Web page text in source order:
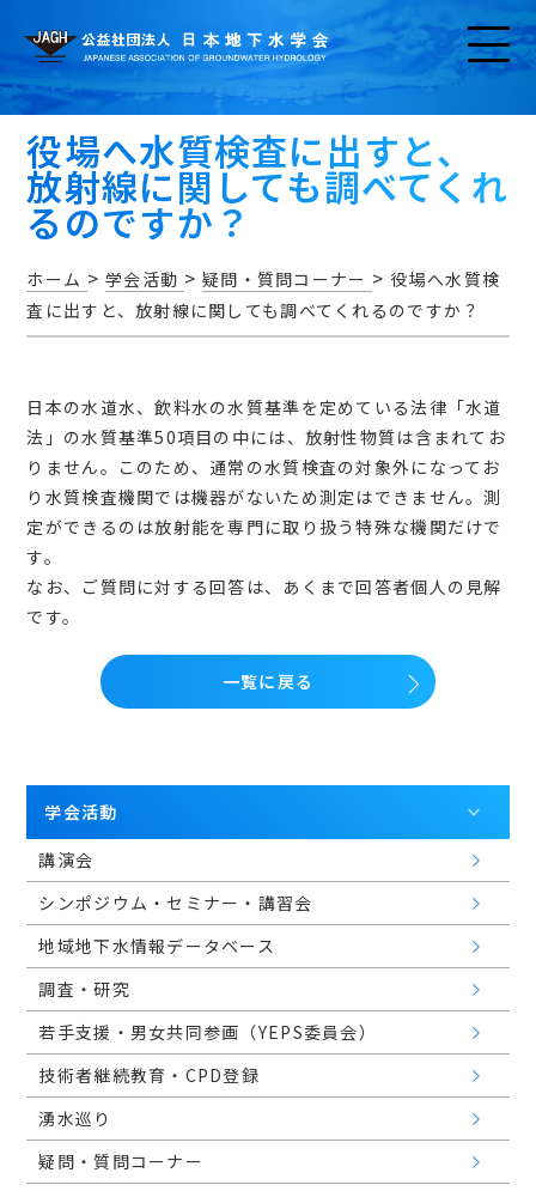
お知らせ
アクセス・問い合わせ
会員マイページ
役場へ水質検査に出すと、
放射線に関しても調べてくれ
るのですか？
ホーム >学会活動 >疑問・質問コーナー > 役場へ水質検
査に出すと、放射線に関しても調べてくれるのですか？
日本の水道水、飲料水の水質基準を定めている法律「水道
法」の水質基準50項目の中には、放射性物質は含まれてお
りません。このため、通常の水質検査の対象外になってお
り水質検査機関では機器がないため測定はできません。測
定ができるのは放射能を専門に取り扱う特殊な機関だけで
す。
なお、ご質問に対する回答は、あくまで回答者個人の見解
です。
一覧に戻る
学会活動
講演会
シンポジウム・セミナー・講習会
地域地下水情報データベース
調査・研究
若手支援・男女共同参画（YEPS委員会）
技術者継続教育・CPD登録
湧水巡り
疑問・質問コーナー